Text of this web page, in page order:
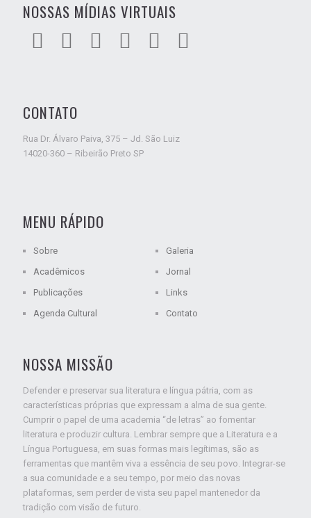
NOSSAS MÍDIAS VIRTUAIS
CONTATO
Rua Dr. Álvaro Paiva, 375 – Jd. São Luiz
14020-360 – Ribeirão Preto SP
MENU RÁPIDO
Sobre
Acadêmicos
Publicações
Agenda Cultural
Galeria
Jornal
Links
Contato
NOSSA MISSÃO
Defender e preservar sua literatura e língua pátria, com as
características próprias que expressam a alma de sua gente.
Cumprir o papel de uma academia “de letras” ao fomentar
literatura e produzir cultura. Lembrar sempre que a Literatura e a
Língua Portuguesa, em suas formas mais legítimas, são as
ferramentas que mantêm viva a essência de seu povo. Integrar-se
a sua comunidade e a seu tempo, por meio das novas
plataformas, sem perder de vista seu papel mantenedor da
tradição com visão de futuro.